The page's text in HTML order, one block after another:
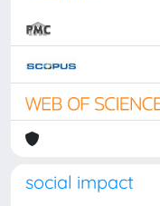
social impact